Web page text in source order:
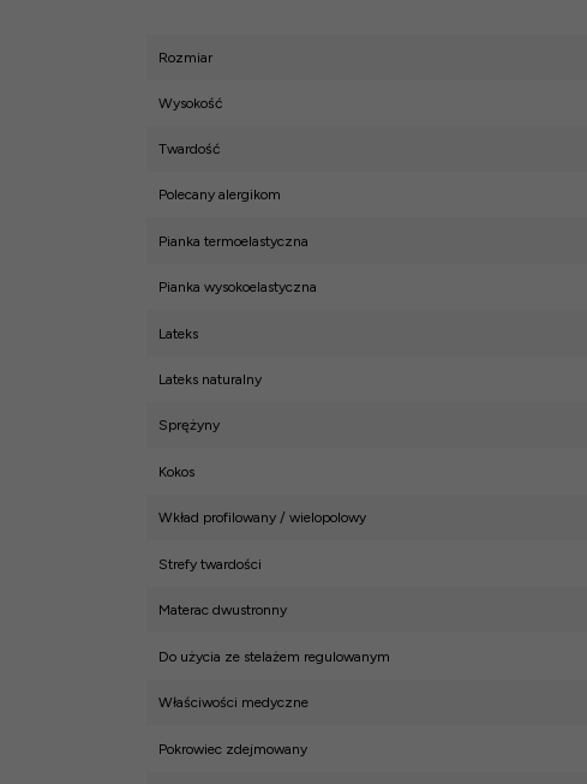
Rozmiar
Wysokość
Twardość
Polecany alergikom
Pianka termoelastyczna
Pianka wysokoelastyczna
Lateks
Lateks naturalny
Sprężyny
Kokos
Wkład profilowany / wielopolowy
Strefy twardości
Materac dwustronny
Do użycia ze stelażem regulowanym
Właściwości medyczne
Pokrowiec zdejmowany